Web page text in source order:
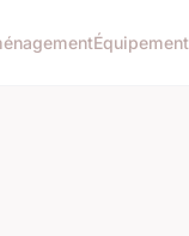
Équipement